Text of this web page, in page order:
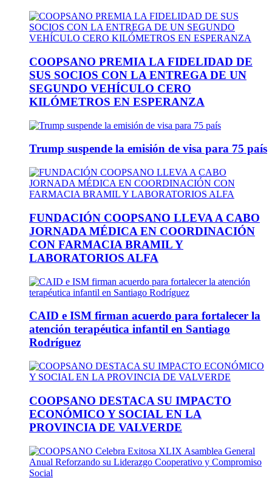
COOPSANO PREMIA LA FIDELIDAD DE
SUS SOCIOS CON LA ENTREGA DE UN
SEGUNDO VEHÍCULO CERO
KILÓMETROS EN ESPERANZA
Trump suspende la emisión de visa para 75 país
FUNDACIÓN COOPSANO LLEVA A CABO
JORNADA MÉDICA EN COORDINACIÓN
CON FARMACIA BRAMIL Y
LABORATORIOS ALFA
CAID e ISM firman acuerdo para fortalecer la
atención terapéutica infantil en Santiago
Rodríguez
COOPSANO DESTACA SU IMPACTO
ECONÓMICO Y SOCIAL EN LA
PROVINCIA DE VALVERDE